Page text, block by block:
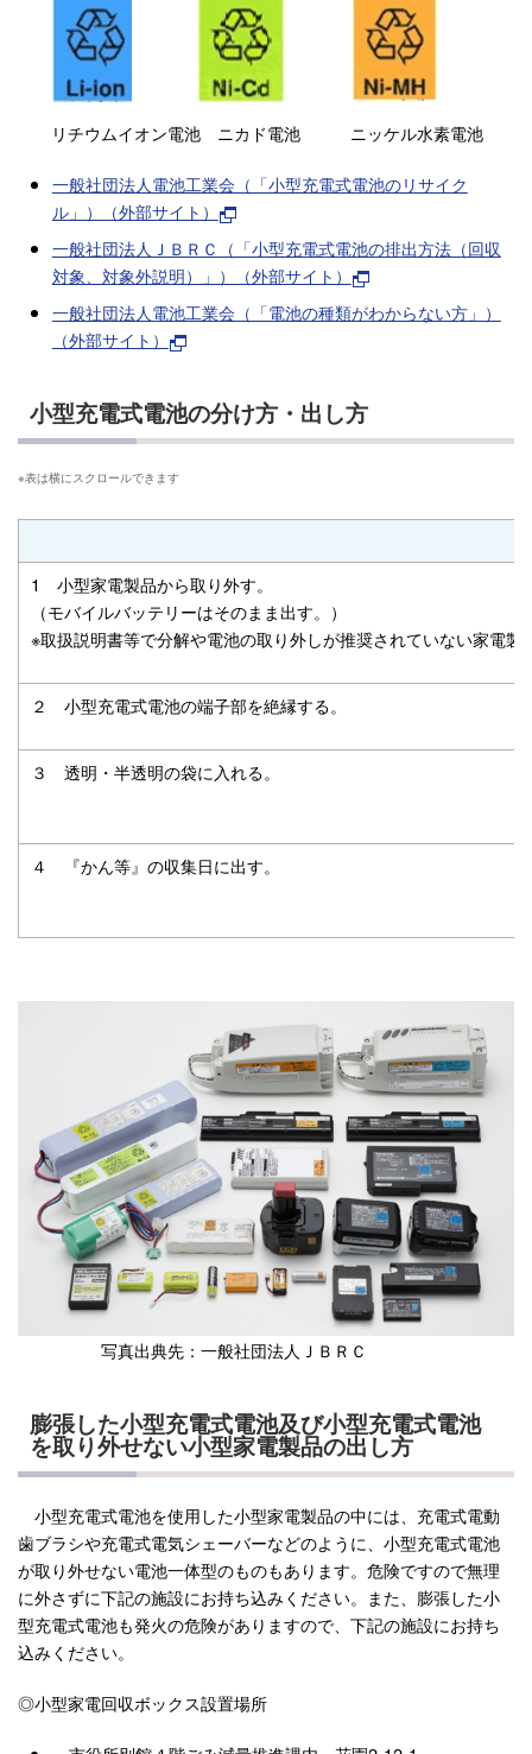
リチウムイオン電池 ニカド電池 ニッケル水素電池
一般社団法人電池工業会（「小型充電式電池のリサイク
ル」）（外部サイト）
一般社団法人ＪＢＲＣ（「小型充電式電池の排出方法（回収
対象、対象外説明）」）（外部サイト）
一般社団法人電池工業会（「電池の種類がわからない方」）
（外部サイト）
小型充電式電池の分け方・出し方
1 小型家電製品から取り外す。
（モバイルバッテリーはそのまま出す。）
※取扱説明書等で分解や電池の取り外しが推奨されていない家電
２ 小型充電式電池の端子部を絶縁する。
３ 透明・半透明の袋に入れる。
４ 『かん等』の収集日に出す。
写真出典先：一般社団法人ＪＢＲＣ
膨張した小型充電式電池及び小型充電式電池
を取り外せない小型家電製品の出し方
小型充電式電池を使用した小型家電製品の中には、充電式電動
歯ブラシや充電式電気シェーバーなどのように、小型充電式電池
が取り外せない電池一体型のものもあります。危険ですので無理
に外さずに下記の施設にお持ち込みください。また、膨張した小
型充電式電池も発火の危険がありますので、下記の施設にお持ち
込みください。
◎小型家電回収ボックス設置場所